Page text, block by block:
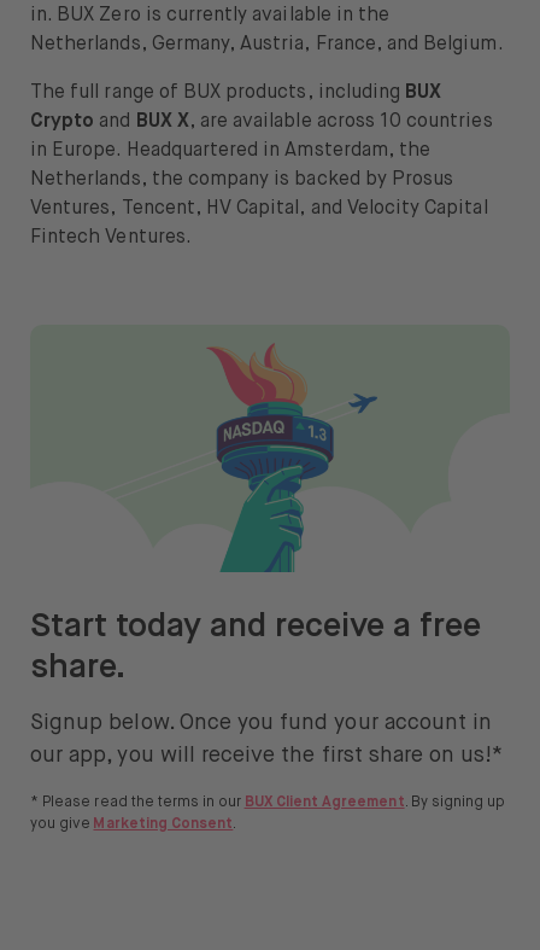
Chi siamo
Lavora con noi
Stampa
Aiuto
Aprire il menu di cambio lingua
in. BUX Zero is currently available in the
Netherlands, Germany, Austria, France, and Belgium.
The full range of BUX products, including BUX
Crypto and BUX X, are available across 10 countries
in Europe. Headquartered in Amsterdam, the
Netherlands, the company is backed by Prosus
Ventures, Tencent, HV Capital, and Velocity Capital
Fintech Ventures.
Start today and receive a free
share.
Signup below. Once you fund your account in
our app, you will receive the first share on us!*
* Please read the terms in our BUX Client Agreement. By signing up
you give Marketing Consent.